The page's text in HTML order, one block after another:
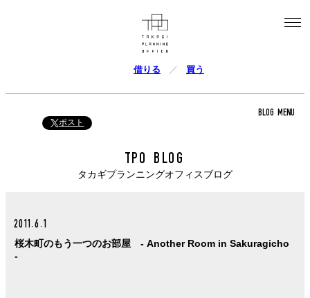
借りる 買う
ポスト
BLOG MENU
TPO BLOG
タカギプランニングオフィスブログ
2011.6.1
桜木町のもう一つのお部屋 - Another Room in Sakuragicho
-